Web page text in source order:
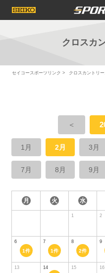
クロスカ
セイコースポーツリンク クロスカントリ
＜
1月 2月 3月
7月 8月 9月
月 火 水
1 2
6
1件
7
1件
8
2件
9
13 14 15 16